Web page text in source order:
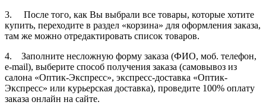
3. После того, как Вы выбрали все товары, которые хотите
купить, переходите в раздел «корзина» для оформления заказа,
там же можно отредактировать список товаров.
4. Заполните несложную форму заказа (ФИО, моб. телефон,
e-mail), выберите способ получения заказа (самовывоз из
салона «Оптик-Экспресс», экспресс-доставка «Оптик-
Экспресс» или курьерская доставка), проведите 100% оплату
заказа онлайн на сайте.